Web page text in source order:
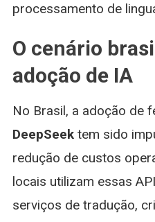
processamento de
O cenário
adoção de IA
No Brasil, a adoção de
DeepSeektem sido
redução de custos
locais utilizam essas
serviços de tradução,